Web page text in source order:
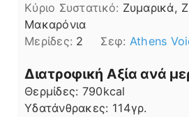
Kύριο Συστατικό: Ζυμαρικά,
Μακαρόνια
Μερίδες: 2 Σεφ: Athens
Διατροφική Αξία ανά
Θερμίδες: 790kcal
Υδατάνθρακες: 114γρ.